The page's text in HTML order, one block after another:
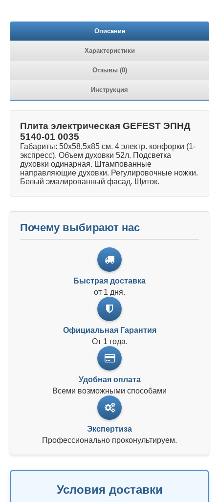
Описание
Характеристики
Отзывы (0)
Инструкция
Плита электрическая GEFEST ЭПНД
5140-01 0035
Габариты: 50х58,5х85 см. 4 электр. конфорки (1-
экспресс). Объем духовки 52л. Подсветка
духовки одинарная. Штампованные
направляющие духовки. Регулировочные ножки.
Белый эмалированный фасад. Щиток.
Почему выбирают нас
Быстрая доставка
от 1 дня.
Официальная Гарантия
От 1 года.
Удобная оплата
Всеми возможными способами
Экспертиза
Профессионально проконультируем.
Условия доставки